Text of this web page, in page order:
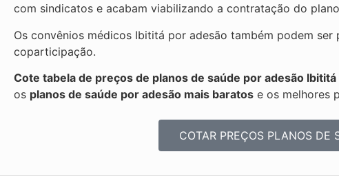
com sindicatos e acabam viabilizando a contratação do
Os convênios médicos Ibititá por adesão também podem
coparticipação.
Cote tabela de preços de planos de saúde por adesão Ibititá
os planos de saúde por adesão mais baratos e os melhores
COTAR PREÇOS PLANOS DE